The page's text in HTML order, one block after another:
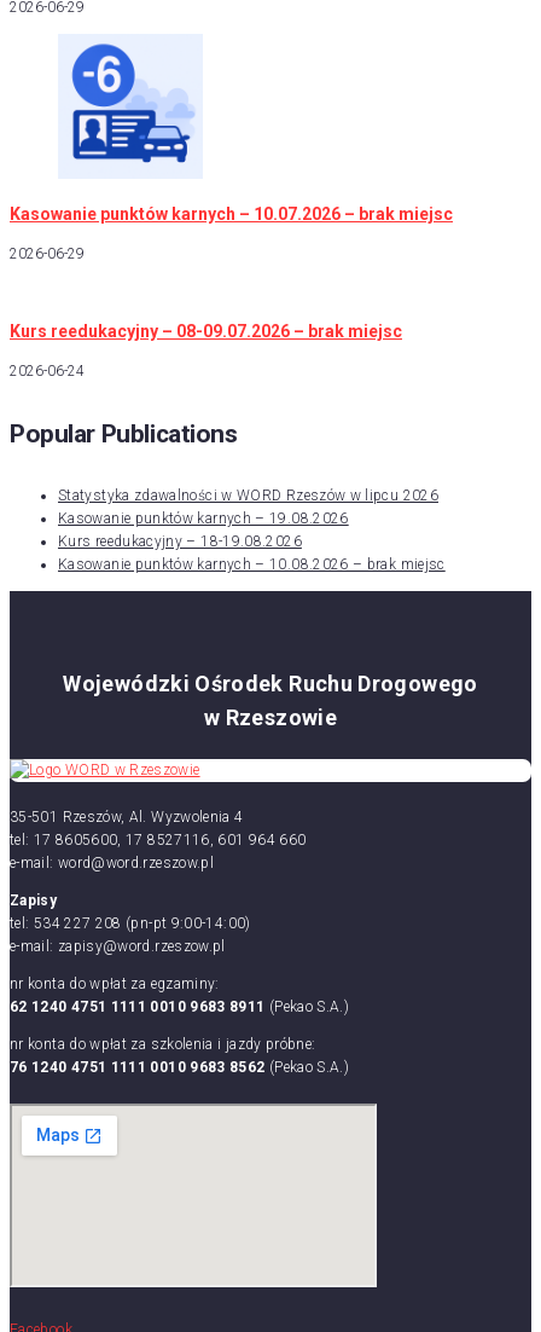
2026-06-29
Kasowanie punktów karnych – 10.07.2026 – brak miejsc
2026-06-29
Kurs reedukacyjny – 08-09.07.2026 – brak miejsc
2026-06-24
Popular Publications
Statystyka zdawalności w WORD Rzeszów w lipcu 2026
Kasowanie punktów karnych – 19.08.2026
Kurs reedukacyjny – 18-19.08.2026
Kasowanie punktów karnych – 10.08.2026 – brak miejsc
Wojewódzki Ośrodek Ruchu Drogowego
w Rzeszowie
35-501 Rzeszów, Al. Wyzwolenia 4
tel: 17 8605600, 17 8527116, 601 964 660
e-mail: word@word.rzeszow.pl
Zapisy
tel: 534 227 208 (pn-pt 9:00-14:00)
e-mail: zapisy@word.rzeszow.pl
nr konta do wpłat za egzaminy:
62 1240 4751 1111 0010 9683 8911 (Pekao S.A.)
nr konta do wpłat za szkolenia i jazdy próbne:
76 1240 4751 1111 0010 9683 8562 (Pekao S.A.)